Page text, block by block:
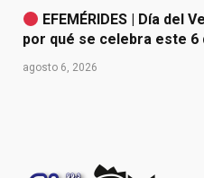
EFEMÉRIDES | Día del
por qué se celebra este 6
agosto 6, 2026